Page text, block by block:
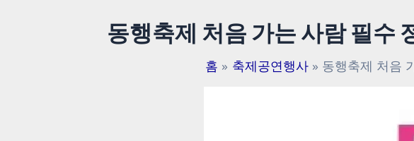
동행축제 처음 가는 사람 필수
홈 축제공연행사 동행축제 처음